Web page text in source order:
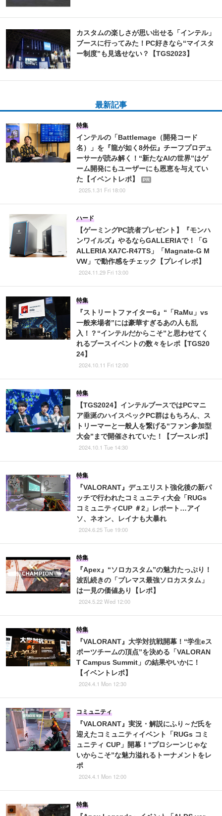
カスタムの楽しさが思い出せる「インテル」
ブースに行ってみた！PC好きなら“マイスタ
ー制度”も見逃せない？【TGS2023】
最新記事
インテルの「Battlemage（開発コード
名）」を『龍が如く8外伝』チーフプロデュ
ーサーが読み解く！“新たなAIの世界”はゲ
ーム開発にもユーザーにも恩恵を与えてい
た【イベントレポ】
PR
特集
2025.1.31 Fri 18:00
【ゲーミングPC読者プレゼント】『モンハ
ンワイルズ』やるならGALLERIAで！「G
ALLERIA XA7C-R47TS」「Magnate-G M
VW」で動作感をチェック【プレイレポ】
ハード
2024.11.29 Fri 13:00
『ストリートファイター6』“「RaMu」vs
一般来場者”には豪華すぎるあの人も乱
入！？“インテルだからこそ”と思わせてく
れるブースイベントの数々をレポ【TGS20
24】
特集
2024.10.11 Fri 12:00
【TGS2024】インテルブースではPCマニ
ア垂涎のハイスペックPC群はもちろん、ス
トリーマーと一般人を繋げる“ファン参加型
大会”まで開催されていた！【ブースレポ】
特集
2024.10.1 Tue 14:30
『VALORANT』デュエリスト強化後の新パ
ッチで行われたコミュニティ大会「RUGs
コミュニティCUP ＃2」レポート…アイ
ソ、ネオン、レイナも大暴れ
特集
2024.6.25 Tue 19:00
『Apex』“ソロカスタム”の魅力たっぷり！
波乱続きの「プレマス最強ソロカスタム」
は一見の価値あり【レポ】
特集
2024.5.22 Wed 12:00
『VALORANT』大学対抗戦開幕！“学生eス
ポーツチームの頂点”を決める「VALORAN
T Campus Summit」の結果やいかに！
【イベントレポ】
特集
2024.4.1 Mon 12:30
『VALORANT』実況・解説にふり～だ氏を
迎えたコミュニティイベント「RUGs コミ
ュニティ CUP」開幕！“プロシーンじゃな
いからこそ”な魅力溢れるトーナメントをレ
ポ
コミュニティ
2024.4.1 Mon 12:00
特集